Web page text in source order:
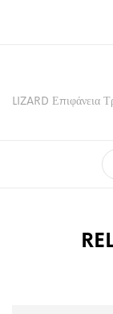
LIZARD Επιφάνεια